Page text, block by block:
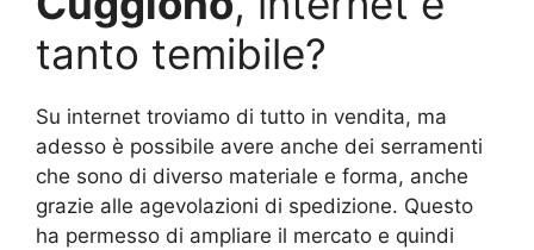
tanto temibile?
Su internet troviamo di tutto in vendita, ma
adesso è possibile avere anche dei serramenti
che sono di diverso materiale e forma, anche
grazie alle agevolazioni di spedizione. Questo
ha permesso di ampliare il mercato e quindi